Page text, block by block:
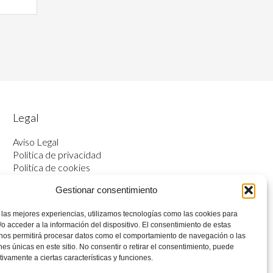
Gestionar consentimiento
mejores experiencias, utilizamos tecnologías como las cookies para
acceder a la información del dispositivo. El consentimiento de estas
permitirá procesar datos como el comportamiento de navegación o las
únicas en este sitio. No consentir o retirar el consentimiento, puede
a ciertas características y funciones.
Legal
Aviso Legal
Política de privacidad
Política de cookies